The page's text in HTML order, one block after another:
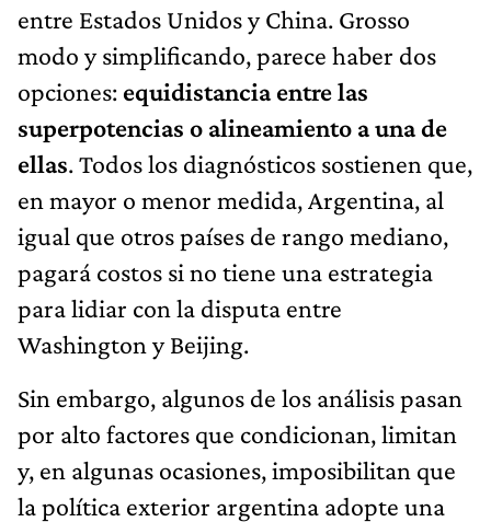
entre Estados Unidos y China. Grosso
modo y simplificando, parece haber dos
opciones: equidistancia entre las
superpotencias o alineamiento a una de
ellas. Todos los diagnósticos sostienen que,
en mayor o menor medida, Argentina, al
igual que otros países de rango mediano,
pagará costos si no tiene una estrategia
para lidiar con la disputa entre
Washington y Beijing.
Sin embargo, algunos de los análisis pasan
por alto factores que condicionan, limitan
y, en algunas ocasiones, imposibilitan que
la política exterior argentina adopte una